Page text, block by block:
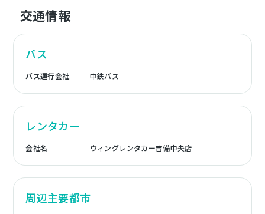
交通情報
バス
バス運行会社 中鉄バス
レンタカー
会社名 ウィングレンタカー吉備中央店
周辺主要都市